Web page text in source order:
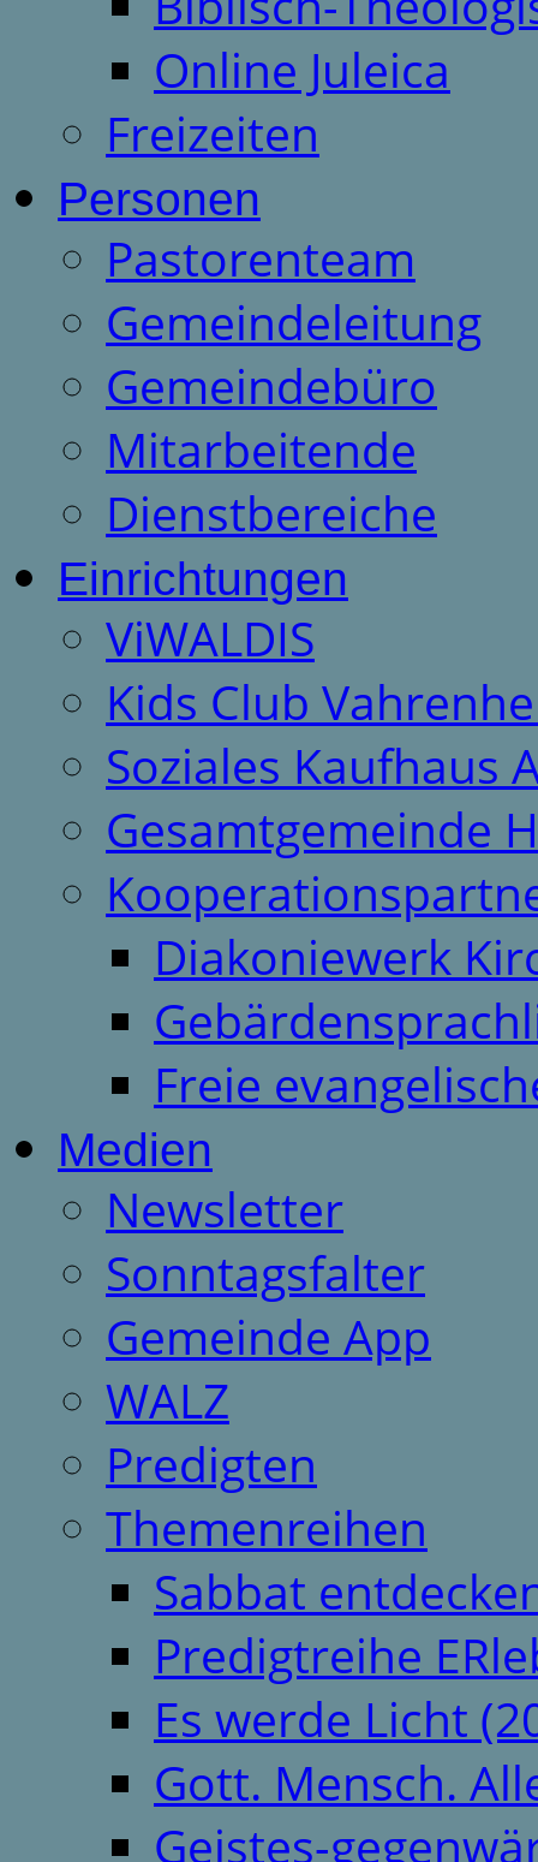
Online Juleica
Freizeiten
Personen
Pastorenteam
Gemeindeleitung
Gemeindebüro
Mitarbeitende
Dienstbereiche
Einrichtungen
ViWALDIS
Kids Club
Soziales Kaufhaus
Gesamtgemeinde
Diakoniewerk
Freie
Medien
Newsletter
Sonntagsfalter
Gemeinde App
WALZ
Predigten
Themenreihen
Sabbat
Predigtreihe
Es werde Licht
Gott. Mensch.
Geistes-